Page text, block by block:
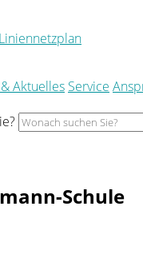
Aktuelles Service
Schule